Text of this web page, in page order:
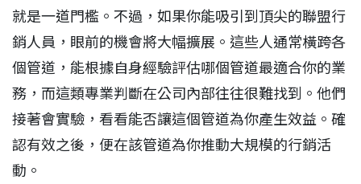
就是一道門檻。不過，如果你能吸引到頂尖的聯盟行
銷人員，眼前的機會將大幅擴展。這些人通常橫跨各
個管道，能根據自身經驗評估哪個管道最適合你的業
務，而這類專業判斷在公司內部往往很難找到。他們
接著會實驗，看看能否讓這個管道為你產生效益。確
認有效之後，便在該管道為你推動大規模的行銷活
動。